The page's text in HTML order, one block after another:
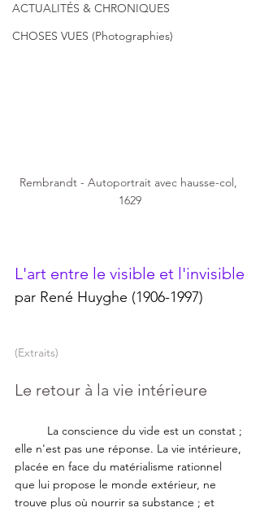
ACTUALITÉS & CHRONIQUES
CHOSES VUES (Photographies)
Rembrandt - Autoportrait avec hausse-col,
1629
L'art entre le visible et l'invisible
par René Huyghe (1906-1997)
(Extraits)
Le retour à la vie intérieure
elle n'est pas une réponse. La vie intérieure,
placée en face du matérialisme rationnel
que lui propose le monde extérieur, ne
trouve plus où nourrir sa substance ; et